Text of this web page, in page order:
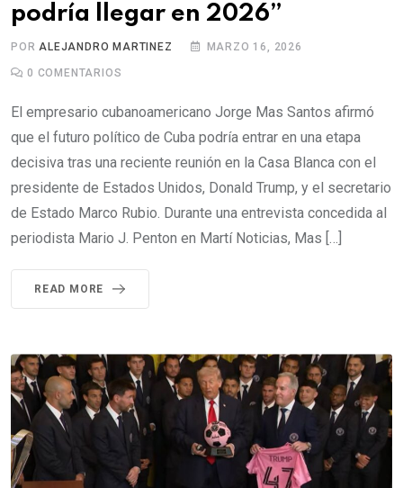
podría llegar en 2026”
PORALEJANDRO MARTINEZ MARZO 16, 2026
0 COMENTARIOS
El empresario cubanoamericano Jorge Mas Santos afirmó
que el futuro político de Cuba podría entrar en una etapa
decisiva tras una reciente reunión en la Casa Blanca con el
presidente de Estados Unidos, Donald Trump, y el secretario
de Estado Marco Rubio. Durante una entrevista concedida al
periodista Mario J. Penton en Martí Noticias, Mas […]
READ MORE